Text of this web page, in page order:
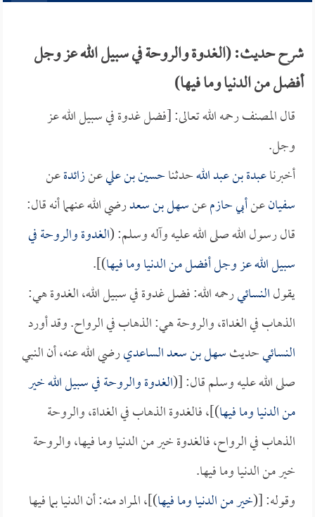
شرح حديث: (الغدوة والروحة في سبيل الله عز وجل
أفضل من الدنيا وما فيها)
قال المصنف رحمه الله تعالى: [فضل غدوة في سبيل الله عز
وجل.
أخبرناعبدة بن عبد اللهحدثناحسين بن عليعنزائدةعن
سفيانعنأبي حازمعنسهل بن سعدرضي الله عنهما أنه قال:
قال رسول الله صلى الله عليه وآله وسلم: (الغدوة والروحة في
سبيل الله عز وجل أفضل من الدنيا وما فيها)].
يقولالنسائيرحمه الله: فضل غدوة في سبيل الله، الغدوة هي:
الذهاب في الغداة، والروحة هي: الذهاب في الرواح. وقد أورد
النسائيحديثسهل بن سعد الساعديرضي الله عنه، أن النبي
صلى الله عليه وسلم قال: [(الغدوة والروحة في سبيل الله خير
من الدنيا وما فيها)]، فالغدوة الذهاب في الغداة، والروحة
الذهاب في الرواح، فالغدوة خير من الدنيا وما فيها، والروحة
خير من الدنيا وما فيها.
وقوله: [(خير من الدنيا وما فيها)]، المراد منه: أن الدنيا بما فيها